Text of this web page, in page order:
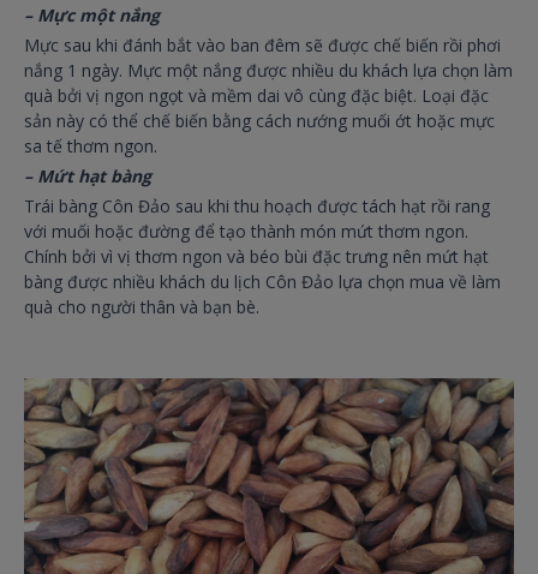
– Mực một nắng
Mực sau khi đánh bắt vào ban đêm sẽ được chế biến rồi phơi
nắng 1 ngày. Mực một nắng được nhiều du khách lựa chọn làm
quà bởi vị ngon ngọt và mềm dai vô cùng đặc biệt. Loại đặc
sản này có thể chế biến bằng cách nướng muối ớt hoặc mực
sa tế thơm ngon.
– Mứt hạt bàng
Trái bàng Côn Đảo sau khi thu hoạch được tách hạt rồi rang
với muối hoặc đường để tạo thành món mứt thơm ngon.
Chính bởi vì vị thơm ngon và béo bùi đặc trưng nên mứt hạt
bàng được nhiều khách du lịch Côn Đảo lựa chọn mua về làm
quà cho người thân và bạn bè.